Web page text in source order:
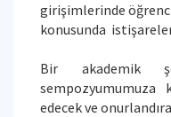
girişimlerinde
konusunda
Bir akademik
edecek ve